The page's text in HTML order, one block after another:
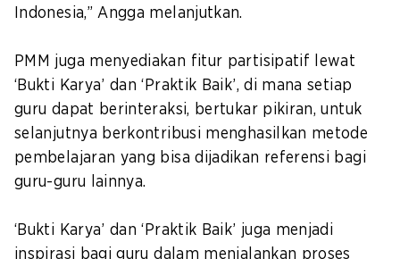
Indonesia,” Angga melanjutkan.
PMM juga menyediakan fitur partisipatif lewat
‘Bukti Karya’ dan ‘Praktik Baik’, di mana setiap
guru dapat berinteraksi, bertukar pikiran, untuk
selanjutnya berkontribusi menghasilkan metode
pembelajaran yang bisa dijadikan referensi bagi
guru-guru lainnya.
‘Bukti Karya’ dan ‘Praktik Baik’ juga menjadi
inspirasi bagi guru dalam menjalankan proses